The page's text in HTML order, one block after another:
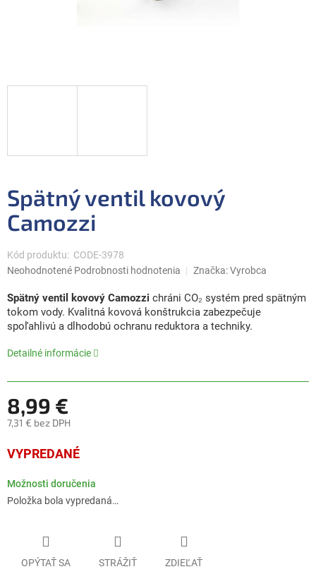
Spätný ventil kovový
Camozzi
Kód produktu: CODE-3978
Priemerné
produktu
je
0,0
5
Neohodnotené Podrobnosti hodnotenia Značka:Vyrobca
Spätný ventil kovový Camozzi chráni CO₂ systém pred spätným
tokom vody. Kvalitná kovová konštrukcia zabezpečuje
spoľahlivú a dlhodobú ochranu reduktora a techniky.
Detailné informácie
8,99 €
7,31 € bez DPH
cena:
VYPREDANÉ
Možnosti doručenia
Položka bola vypredaná…
OPÝTAŤ SA STRÁŽIŤ ZDIEĽAŤ